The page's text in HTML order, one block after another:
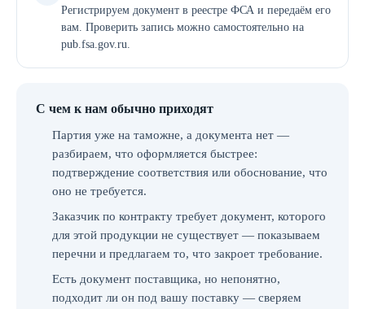
Регистрируем документ в реестре ФСА и передаём его
вам. Проверить запись можно самостоятельно на
pub.fsa.gov.ru.
С чем к нам обычно приходят
Партия уже на таможне, а документа нет —
разбираем, что оформляется быстрее:
подтверждение соответствия или обоснование, что
оно не требуется.
Заказчик по контракту требует документ, которого
для этой продукции не существует — показываем
перечни и предлагаем то, что закроет требование.
Есть документ поставщика, но непонятно,
подходит ли он под вашу поставку — сверяем